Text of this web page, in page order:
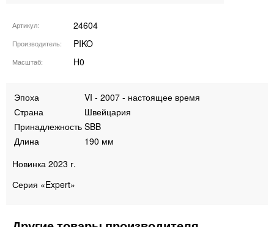
Артикул 24604
Производитель PIKO
Масштаб H0
Эпоха
VI - 2007 - настоящее время
Страна
Швейцария
Принадлежность SBB
Длина
190 мм
Новинка 2023 г.
Серия «Expert»